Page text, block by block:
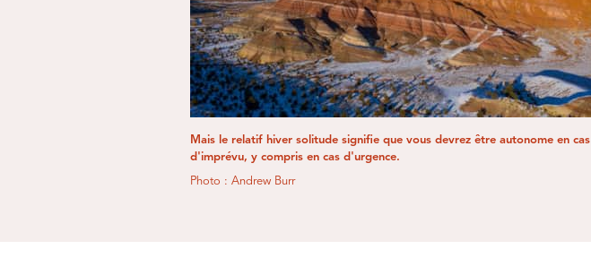
Mais le relatif hiver solitude signifie que vous devrez être autonome en cas
d'imprévu, y compris en cas d'urgence.
Photo : Andrew Burr